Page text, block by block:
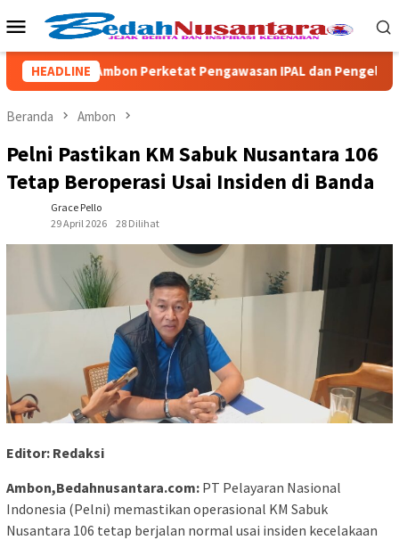
ke
Menu
Mobile
HEADLINE
DLHP Ambon Perketat Pengawasan IPAL dan Pengelolaan
Beranda Ambon
Pelni Pastikan KM Sabuk Nusantara 106
Tetap Beroperasi Usai Insiden di Banda
Grace Pello
29 April 2026
28 Dilihat
Editor: Redaksi
Ambon,Bedahnusantara.com: PT Pelayaran Nasional
Indonesia (Pelni) memastikan operasional KM Sabuk
Nusantara 106 tetap berjalan normal usai insiden kecelakaan